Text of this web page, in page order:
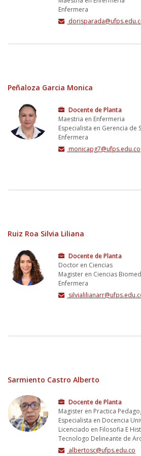
Enfermera
Peñaloza Garcia Monica
Docente de Planta
Maestria en Enfermeria
Especialista en Gerencia de
Enfermera
monicapg7@ufps.edu.co
Ruiz Roa Silvia Liliana
Docente de Planta
Doctor en Ciencias
Magister en Ciencias
Enfermera
Sarmiento Castro Alberto
Docente de Planta
Magister en Practica
Especialista en Docencia
Licenciado en Filosofia E
Tecnologo Delineante de
albertosc@ufps.edu.co